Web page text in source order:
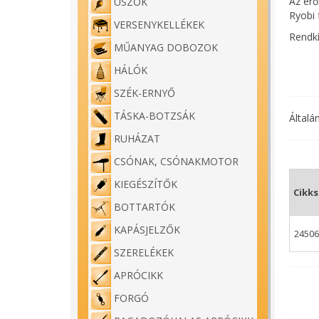
VERSENYKELLÉKEK
MŰANYAG DOBOZOK
HÁLÓK
SZÉK-ERNYŐ
TÁSKA-BOTZSÁK
RUHÁZAT
CSÓNAK, CSÓNAKMOTOR
KIEGÉSZÍTŐK
BOTTARTÓK
KAPÁSJELZŐK
SZERELÉKEK
APRÓCIKK
FORGÓ